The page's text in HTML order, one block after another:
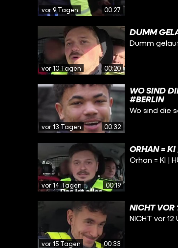
vor 9 Tagen 00:27
vor 10 Tagen 00:20
DUMM
Dumm
vor 13 Tagen 00:32
WO SIND
#BERLIN
Wo sind die
vor 14 Tagen 00:19
ORHAN =
Orhan = KI |
vor 15 Tagen 00:33
NICHT VOR
NICHT vor 12